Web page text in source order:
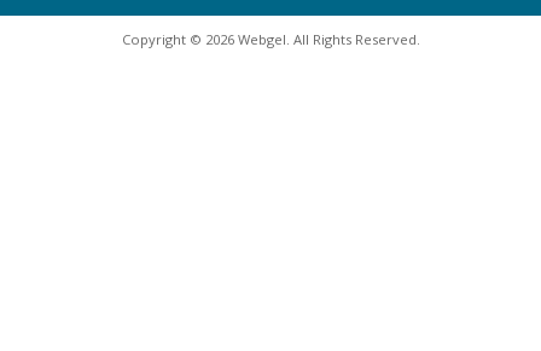
Copyright © 2026 Webgel. All Rights Reserved.